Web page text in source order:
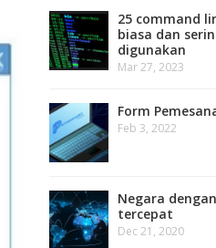
25 command
biasa dan
digunakan
Mar 27, 2023
Form
Feb 3, 2022
Negara
tercepat
Dec 21, 2020